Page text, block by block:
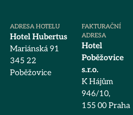
ADRESA HOTELU
Hotel Hubertus
Mariánská 91
345 22
Poběžovice
FAKTURAČNÍ
ADRESA
Hotel
Poběžovice
s.r.o.
K Hájům
946/10,
155 00 Praha